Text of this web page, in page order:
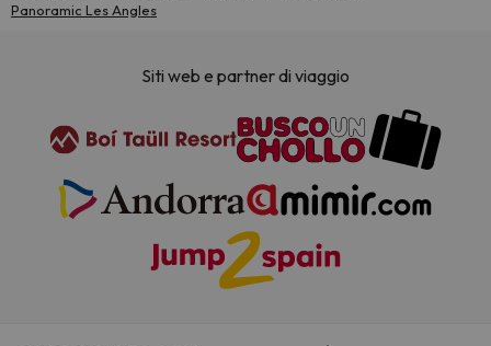
Panoramic Les Angles
Siti web e partner di viaggio